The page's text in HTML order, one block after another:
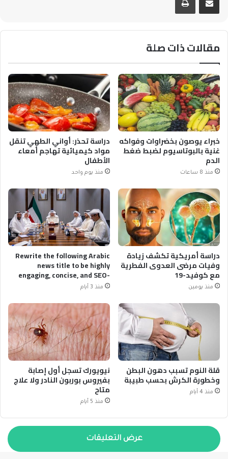
مقالات ذات صلة
خبراء يوصون بخضراوات وفواكه
غنية بالبوتاسيوم لضبط ضغط
الدم
منذ 8 ساعات
دراسة تحذر: أواني الطهي تنقل
مواد كيميائية تهاجم أمعاء
الأطفال
منذ يوم واحد
دراسة أمريكية تكشف زيادة
وفيات مرضى العدوى الفطرية
مع كوفيد-19
منذ يومين
Rewrite the following Arabic
news title to be highly
engaging, concise, and SEO-
رئيس الوزراء الكويتي يبحث
مستجدات مشروع مستشفيات
الضمان الصحي وتطوير
منظومة التأمين الصحي
OUTPUT RULES (STRICT): *
Language: Arabic only. *
Output ONLY the plain text of
the new title. * NO quotation
marks (” ” or « »). * NO
conversational filler,
greetings, or introductory
text. * NO markdown, NO
the very end of the title. * NO
multiple options or
suggestions; provide exactly
ONE title. * Length: Keep it
منذ 3 أيام
قلة النوم تسبب دهون البطن
وخطورة الكرش بحسب طبيبة
منذ 4 أيام
نيويورك تسجل أول إصابة
بفيروس بوربون النادر ولا علاج
متاح
منذ 5 أيام
عرض التعليقات